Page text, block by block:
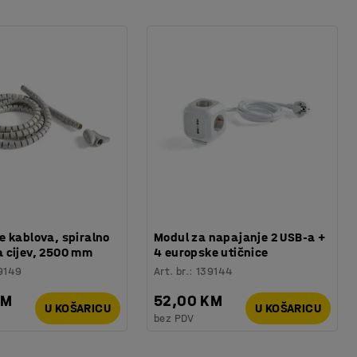
kablova, spiralno
cijev, 2500 mm
U KOŠARICU
Modul za napajanje 2 USB-a +
4 europske utičnice
Art. br.:139144
52,00 KM
bez PDV
U KOŠARICU